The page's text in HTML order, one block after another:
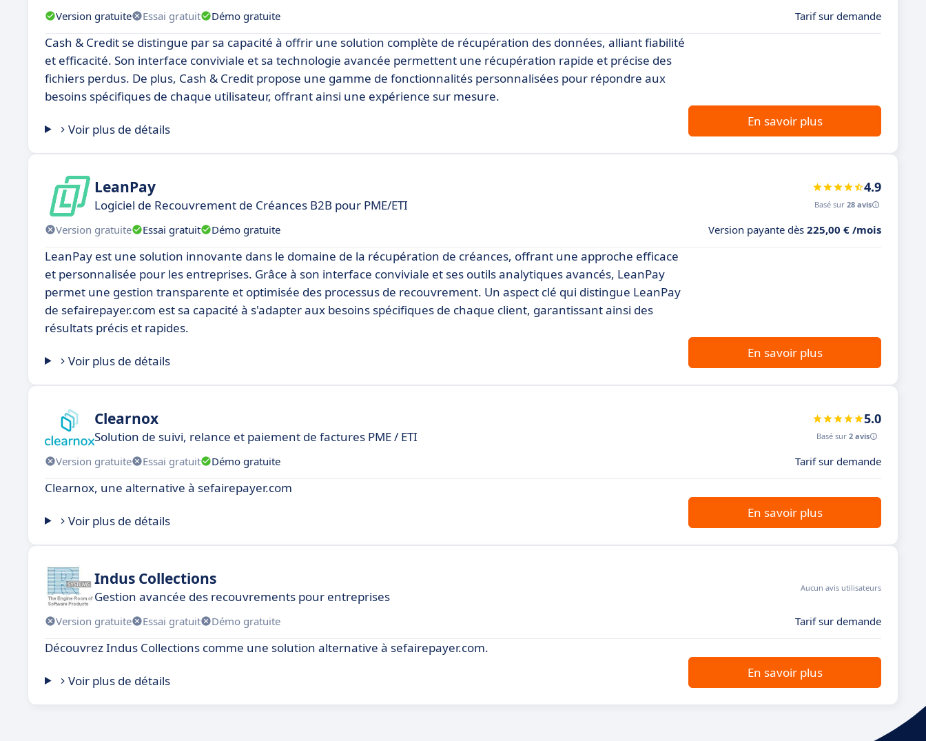
Version gratuite Essai gratuit Démo gratuite Tarif sur demande
Cash & Credit se distingue par sa capacité à offrir une solution complète de récupération des données, alliant fiabilité
et efficacité. Son interface conviviale et sa technologie avancée permettent une récupération rapide et précise des
fichiers perdus. De plus, Cash & Credit propose une gamme de fonctionnalités personnalisées pour répondre aux
besoins spécifiques de chaque utilisateur, offrant ainsi une expérience sur mesure.
Voir plus de détails
En savoir plus
LeanPay
Logiciel de Recouvrement de Créances B2B pour PME/ETI
4.9
Basé sur 28 avis
Version gratuite Essai gratuit Démo gratuite Version payante dès 225,00 € /mois
LeanPay est une solution innovante dans le domaine de la récupération de créances, offrant une approche efficace
et personnalisée pour les entreprises. Grâce à son interface conviviale et ses outils analytiques avancés, LeanPay
permet une gestion transparente et optimisée des processus de recouvrement. Un aspect clé qui distingue LeanPay
de sefairepayer.com est sa capacité à s'adapter aux besoins spécifiques de chaque client, garantissant ainsi des
résultats précis et rapides.
Voir plus de détails
En savoir plus
Clearnox
Solution de suivi, relance et paiement de factures PME / ETI
5.0
Basé sur 2 avis
Version gratuite Essai gratuit Démo gratuite Tarif sur demande
Clearnox, une alternative à sefairepayer.com
Voir plus de détails
En savoir plus
Indus Collections
Gestion avancée des recouvrements pour entreprises
Aucun avis utilisateurs
Version gratuite Essai gratuit Démo gratuite Tarif sur demande
Découvrez Indus Collections comme une solution alternative à sefairepayer.com.
Voir plus de détails
En savoir plus